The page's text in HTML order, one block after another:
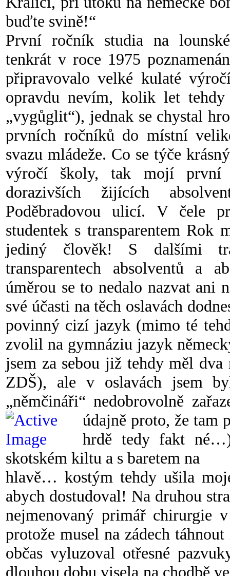
buďte svině!“
První ročník studia na
tenkrát v roce 1975
připravovalo velké kulaté
opravdu nevím, kolik let
„vygůglit“), jednak se chystal
prvních ročníků do místní
svazu mládeže. Co se týče
výročí školy, tak mojí první
dorazivších žijících
Poděbradovou ulicí. V čele
studentek s transparentem
jediný člověk! S dalšími
transparentech absolventů a
úměrou se to nedalo nazvat ani
své účasti na těch oslavách
povinný cizí jazyk (mimo té
zvolil na gymnáziu jazyk
jsem za sebou již tehdy měl
ZDŠ), ale v oslavách jsem
„němčináři“ nedobrovolně
údajně proto, že tam
hrdě tedy fakt
skotském kiltu a s baretem na
hlavě… kostým tehdy ušila
abych dostudoval! Na druhou
nejmenovaný primář chirurgie
protože musel na zádech
občas vyluzoval otřesné
dlouhou dobu visela na chodbě